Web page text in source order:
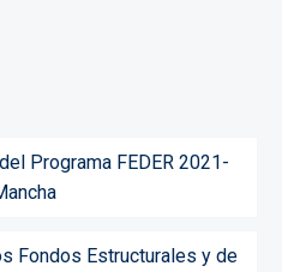
Programa FEDER 2021-
Fondos Estructurales y de